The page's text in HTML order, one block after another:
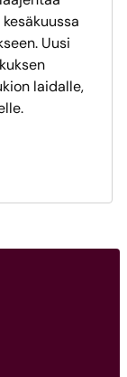
Uusi
laidalle,